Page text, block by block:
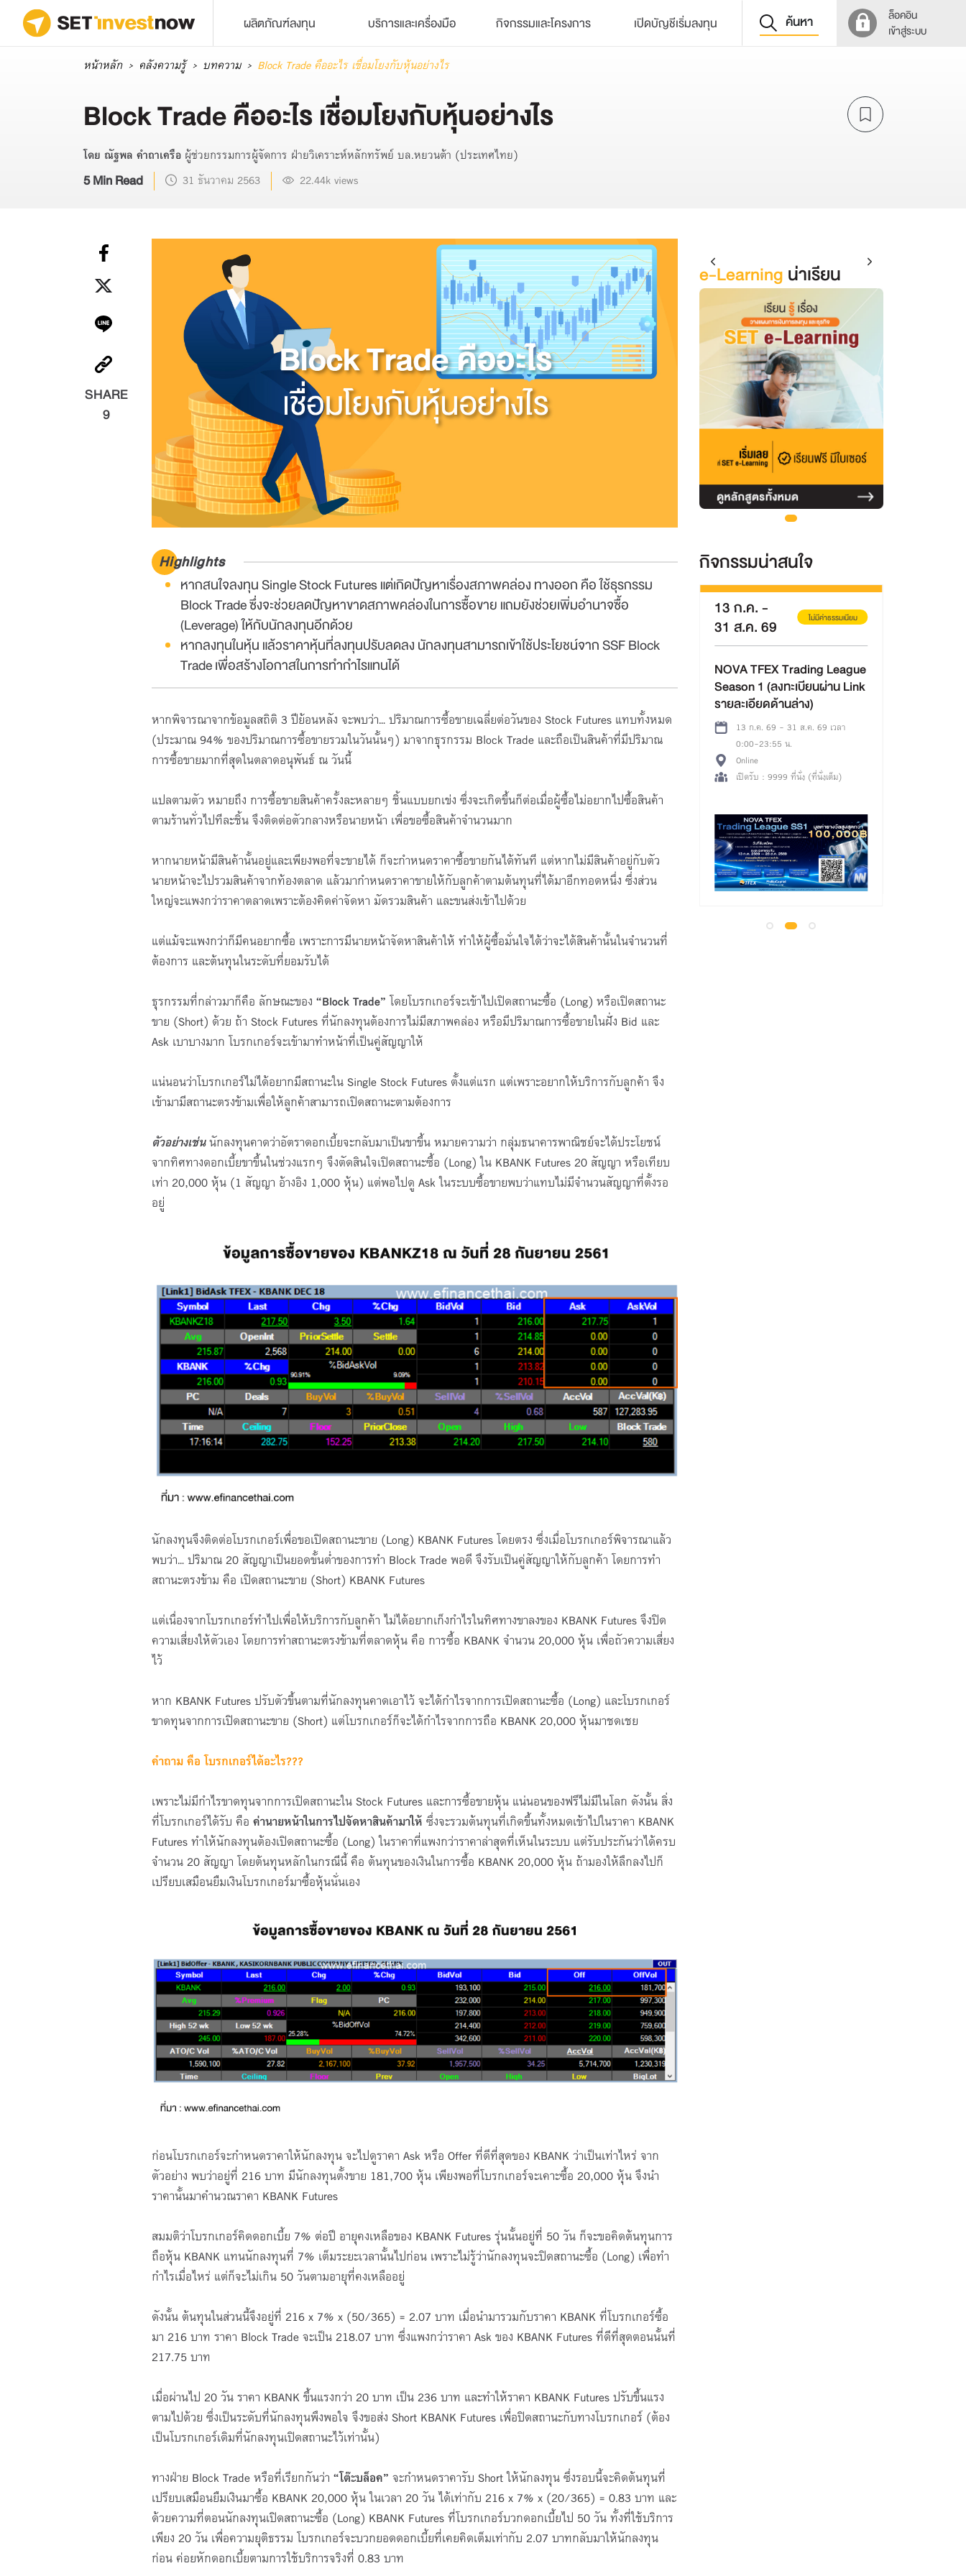
ผลิตภัณฑ์ลงทุน บริการและเครื่องมือ กิจกรรมและโครงการ เปิดบัญชีเริ่มลงทุน ค้นหา
ล็อคอิน
เข้าสู่ระบบ
หน้าหลัก คลังความรู้ บทความ Block Trade คืออะไร เชื่อมโยงกับหุ้นอย่างไร
Block Trade คืออะไร เชื่อมโยงกับหุ้นอย่างไร
โดย ณัฐพล คำถาเครือ ผู้ช่วยกรรมการผู้จัดการ ฝ่ายวิเคราะห์หลักทรัพย์ บล.หยวนต้า (ประเทศไทย)
5 Min Read 31 ธันวาคม 2563 22.44k views
SHARE
9
Highlights
หากสนใจลงทุน Single Stock Futures แต่เกิดปัญหาเรื่องสภาพคล่อง ทางออก คือ ใช้ธุรกรรม
Block Trade ซึ่งจะช่วยลดปัญหาขาดสภาพคล่องในการซื้อขาย แถมยังช่วยเพิ่มอำนาจซื้อ
(Leverage) ให้กับนักลงทุนอีกด้วย
หากลงทุนในหุ้น แล้วราคาหุ้นที่ลงทุนปรับลดลง นักลงทุนสามารถเข้าใช้ประโยชน์จาก SSF Block
Trade เพื่อสร้างโอกาสในการทำกำไรแทนได้
หากพิจารณาจากข้อมูลสถิติ 3 ปีย้อนหลัง จะพบว่า... ปริมาณการซื้อขายเฉลี่ยต่อวันของ Stock Futures แทบทั้งหมด
(ประมาณ 94% ของปริมาณการซื้อขายรวมในวันนั้นๆ) มาจากธุรกรรม Block Trade และถือเป็นสินค้าที่มีปริมาณ
การซื้อขายมากที่สุดในตลาดอนุพันธ์ ณ วันนี้
แปลตามตัว หมายถึง การซื้อขายสินค้าครั้งละหลายๆ ชิ้นแบบยกเข่ง ซึ่งจะเกิดขึ้นก็ต่อเมื่อผู้ซื้อไม่อยากไปซื้อสินค้า
ตามร้านทั่วไปทีละชิ้น จึงติดต่อตัวกลางหรือนายหน้า เพื่อขอซื้อสินค้าจำนวนมาก
หากนายหน้ามีสินค้านั้นอยู่และเพียงพอที่จะขายได้ ก็จะกำหนดราคาซื้อขายกันได้ทันที แต่หากไม่มีสินค้าอยู่กับตัว
นายหน้าจะไปรวมสินค้าจากท้องตลาด แล้วมากำหนดราคาขายให้กับลูกค้าตามต้นทุนที่ได้มาอีกทอดหนึ่ง ซึ่งส่วน
ใหญ่จะแพงกว่าราคาตลาดเพราะต้องคิดค่าจัดหา มัดรวมสินค้า และขนส่งเข้าไปด้วย
แต่แม้จะแพงกว่าก็มีคนอยากซื้อ เพราะการมีนายหน้าจัดหาสินค้าให้ ทำให้ผู้ซื้อมั่นใจได้ว่าจะได้สินค้านั้นในจำนวนที่
ต้องการ และต้นทุนในระดับที่ยอมรับได้
ธุรกรรมที่กล่าวมาก็คือ ลักษณะของ “Block Trade” โดยโบรกเกอร์จะเข้าไปเปิดสถานะซื้อ (Long) หรือเปิดสถานะ
ขาย (Short) ด้วย ถ้า Stock Futures ที่นักลงทุนต้องการไม่มีสภาพคล่อง หรือมีปริมาณการซื้อขายในฝั่ง Bid และ
Ask เบาบางมาก โบรกเกอร์จะเข้ามาทำหน้าที่เป็นคู่สัญญาให้
แน่นอนว่าโบรกเกอร์ไม่ได้อยากมีสถานะใน Single Stock Futures ตั้งแต่แรก แต่เพราะอยากให้บริการกับลูกค้า จึง
เข้ามามีสถานะตรงข้ามเพื่อให้ลูกค้าสามารถเปิดสถานะตามต้องการ
ตัวอย่างเช่นนักลงทุนคาดว่าอัตราดอกเบี้ยจะกลับมาเป็นขาขึ้น หมายความว่า กลุ่มธนาคารพาณิชย์จะได้ประโยชน์
จากทิศทางดอกเบี้ยขาขึ้นในช่วงแรกๆ จึงตัดสินใจเปิดสถานะซื้อ (Long) ใน KBANK Futures 20 สัญญา หรือเทียบ
เท่า 20,000 หุ้น (1 สัญญา อ้างอิง 1,000 หุ้น) แต่พอไปดู Ask ในระบบซื้อขายพบว่าแทบไม่มีจำนวนสัญญาที่ตั้งรอ
อยู่
นักลงทุนจึงติดต่อโบรกเกอร์เพื่อขอเปิดสถานะขาย (Long) KBANK Futures โดยตรง ซึ่งเมื่อโบรกเกอร์พิจารณาแล้ว
พบว่า... ปริมาณ 20 สัญญาเป็นยอดขั้นต่ำของการทำ Block Trade พอดี จึงรับเป็นคู่สัญญาให้กับลูกค้า โดยการทำ
สถานะตรงข้าม คือ เปิดสถานะขาย (Short) KBANK Futures
แต่เนื่องจากโบรกเกอร์ทำไปเพื่อให้บริการกับลูกค้า ไม่ได้อยากเก็งกำไรในทิศทางขาลงของ KBANK Futures จึงปิด
ความเสี่ยงให้ตัวเอง โดยการทำสถานะตรงข้ามที่ตลาดหุ้น คือ การซื้อ KBANK จำนวน 20,000 หุ้น เพื่อถัวความเสี่ยง
ไว้
หาก KBANK Futures ปรับตัวขึ้นตามที่นักลงทุนคาดเอาไว้ จะได้กำไรจากการเปิดสถานะซื้อ (Long) และโบรกเกอร์
ขาดทุนจากการเปิดสถานะขาย (Short) แต่โบรกเกอร์ก็จะได้กำไรจากการถือ KBANK 20,000 หุ้นมาชดเชย
คำถาม คือ โบรกเกอร์ได้อะไร???
เพราะไม่มีกำไรขาดทุนจากการเปิดสถานะใน Stock Futures และการซื้อขายหุ้น แน่นอนของฟรีไม่มีในโลก ดังนั้น สิ่ง
ที่โบรกเกอร์ได้รับ คือ ค่านายหน้าในการไปจัดหาสินค้ามาให้ ซึ่งจะรวมต้นทุนที่เกิดขึ้นทั้งหมดเข้าไปในราคา KBANK
Futures ทำให้นักลงทุนต้องเปิดสถานะซื้อ (Long) ในราคาที่แพงกว่าราคาล่าสุดที่เห็นในระบบ แต่รับประกันว่าได้ครบ
จำนวน 20 สัญญา โดยต้นทุนหลักในกรณีนี้ คือ ต้นทุนของเงินในการซื้อ KBANK 20,000 หุ้น ถ้ามองให้ลึกลงไปก็
เปรียบเสมือนยืมเงินโบรกเกอร์มาซื้อหุ้นนั่นเอง
ก่อนโบรกเกอร์จะกำหนดราคาให้นักลงทุน จะไปดูราคา Ask หรือ Offer ที่ดีที่สุดของ KBANK ว่าเป็นเท่าไหร่ จาก
ตัวอย่าง พบว่าอยู่ที่ 216 บาท มีนักลงทุนตั้งขาย 181,700 หุ้น เพียงพอที่โบรกเกอร์จะเคาะซื้อ 20,000 หุ้น จึงนำ
ราคานั้นมาคำนวณราคา KBANK Futures
สมมติว่าโบรกเกอร์คิดดอกเบี้ย 7% ต่อปี อายุคงเหลือของ KBANK Futures รุ่นนั้นอยู่ที่ 50 วัน ก็จะขอคิดต้นทุนการ
ถือหุ้น KBANK แทนนักลงทุนที่ 7% เต็มระยะเวลานั้นไปก่อน เพราะไม่รู้ว่านักลงทุนจะปิดสถานะซื้อ (Long) เพื่อทำ
กำไรเมื่อไหร่ แต่ก็จะไม่เกิน 50 วันตามอายุที่คงเหลืออยู่
ดังนั้น ต้นทุนในส่วนนี้จึงอยู่ที่ 216 x 7% x (50/365) = 2.07 บาท เมื่อนำมารวมกับราคา KBANK ที่โบรกเกอร์ซื้อ
มา 216 บาท ราคา Block Trade จะเป็น 218.07 บาท ซึ่งแพงกว่าราคา Ask ของ KBANK Futures ที่ดีที่สุดตอนนั้นที่
217.75 บาท
เมื่อผ่านไป 20 วัน ราคา KBANK ขึ้นแรงกว่า 20 บาท เป็น 236 บาท และทำให้ราคา KBANK Futures ปรับขึ้นแรง
ตามไปด้วย ซึ่งเป็นระดับที่นักลงทุนพึงพอใจ จึงขอส่ง Short KBANK Futures เพื่อปิดสถานะกับทางโบรกเกอร์ (ต้อง
เป็นโบรกเกอร์เดิมที่นักลงทุนเปิดสถานะไว้เท่านั้น)
ทางฝ่าย Block Trade หรือที่เรียกกันว่า “โต๊ะบล็อค” จะกำหนดราคารับ Short ให้นักลงทุน ซึ่งรอบนี้จะคิดต้นทุนที่
เปรียบเสมือนยืมเงินมาซื้อ KBANK 20,000 หุ้น ในเวลา 20 วัน ได้เท่ากับ 216 x 7% x (20/365) = 0.83 บาท และ
ด้วยความที่ตอนนักลงทุนเปิดสถานะซื้อ (Long) KBANK Futures ที่โบรกเกอร์บวกดอกเบี้ยไป 50 วัน ทั้งที่ใช้บริการ
เพียง 20 วัน เพื่อความยุติธรรม โบรกเกอร์จะบวกยอดดอกเบี้ยที่เคยคิดเต็มเท่ากับ 2.07 บาทกลับมาให้นักลงทุน
ก่อน ค่อยหักดอกเบี้ยตามการใช้บริการจริงที่ 0.83 บาท
e-Learning น่าเรียน
กิจกรรมน่าสนใจ
31 มี.ค.-
31 มี.ค. 69 - 30 พ.ย. 69 เวลา
3:00-23:55 น.
นั่ง)
13 ก.ค.-
31 ส.ค. 69
ไม่มีค่าธรรมเนียม
NOVA TFEX Trading League
Season 1 (ลงทะเบียนผ่าน Link
รายละเอียดด้านล่าง)
13 ก.ค. 69 - 31 ส.ค. 69 เวลา
0:00-23:55 น.
Online
เปิดรับ : 9999 ที่นั่ง (ที่นั่งเต็ม)